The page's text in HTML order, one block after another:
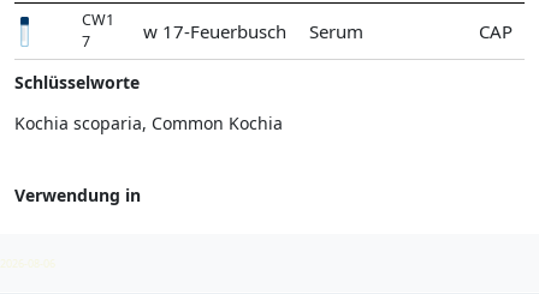
CW1
7
w 17-Feuerbusch Serum CAP
Schlüsselworte
Kochia scoparia, Common Kochia
Verwendung in
2026-08-06